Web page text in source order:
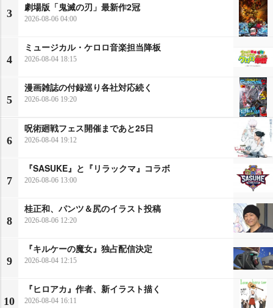
3
劇場版「鬼滅の刃」最新作2冠
2026-08-06 04:00
4
ミュージカル・ケロロ音楽担当降板
2026-08-04 18:15
5
漫画雑誌の付録巡り各社対応続く
2026-08-06 19:20
6
呪術廻戦フェス開催まであと25日
2026-08-04 19:12
7
『SASUKE』と『リラックマ』コラボ
2026-08-06 13:00
8
桂正和、パンツ＆尻のイラスト投稿
2026-08-06 12:20
9
『キルケーの魔女』独占配信決定
2026-08-04 12:15
10
『ヒロアカ』作者、新イラスト描く
2026-08-04 16:11